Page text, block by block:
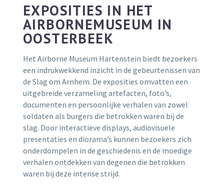
EXPOSITIES IN HET
AIRBORNEMUSEUM IN
OOSTERBEEK
Het Airborne Museum Hartenstein biedt bezoekers
een indrukwekkend inzicht in de gebeurtenissen van
de Slag om Arnhem. De exposities omvatten een
uitgebreide verzameling artefacten, foto’s,
documenten en persoonlijke verhalen van zowel
soldaten als burgers die betrokken waren bij de
slag. Door interactieve displays, audiovisuele
presentaties en diorama’s kunnen bezoekers zich
onderdompelen in de geschiedenis en de moedige
verhalen ontdekken van degenen die betrokken
waren bij deze intense strijd.